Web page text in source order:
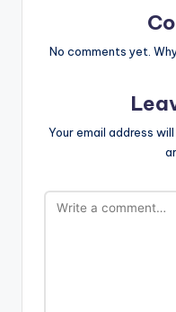
No comments yet.
Your email address